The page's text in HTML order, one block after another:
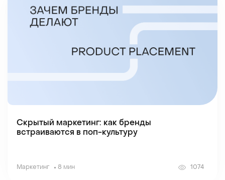
Скрытый маркетинг: как бренды
встраиваются в поп-культуру
Маркетинг 8 мин 1074